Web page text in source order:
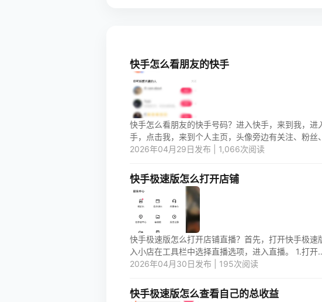
快手怎么看朋友的快手
快手怎么看朋友的快手号码？进入快手，来到我，进入
手，点击我，来到个人主页，头像旁边有关注、粉丝
2026年04月29日发布 | 1,066次阅读
快手极速版怎么打开店铺
快手极速版怎么打开店铺直播？首先，打开快手极
入小店在工具栏中选择直播选项，进入直播。
2026年04月30日发布 | 195次阅读
快手极速版怎么查看自己的总收益